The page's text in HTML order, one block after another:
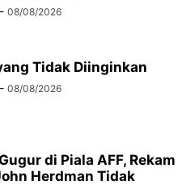
- 08/08/2026
Tidak Diinginkan
- 08/08/2026
di Piala AFF, Rekam
Herdman Tidak